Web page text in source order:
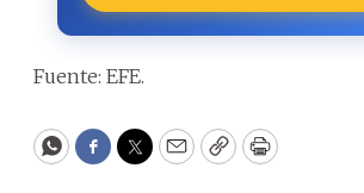
Fuente: EFE.
WhatsApp
Facebook
Twitter
EmailCopyPrint